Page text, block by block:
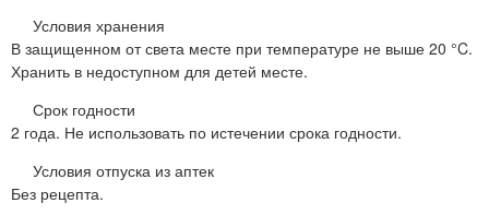
Условия хранения
В защищенном от света месте при температуре не выше 20 °C.
Хранить в недоступном для детей месте.
Срок годности
2 года. Не использовать по истечении срока годности.
Условия отпуска из аптек
Без рецепта.